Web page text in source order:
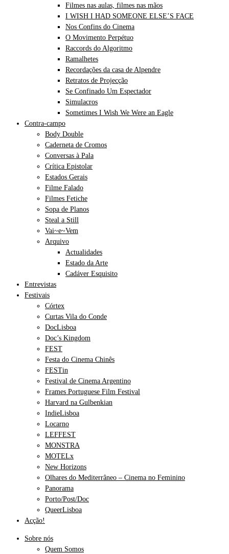
Filmes nas aulas, filmes nas mãos
I WISH I HAD SOMEONE ELSE’S FACE
Nos Confins do Cinema
O Movimento Perpétuo
Raccords do Algoritmo
Ramalhetes
Recordações da casa de Alpendre
Retratos de Projecção
Se Confinado Um Espectador
Simulacros
Sometimes I Wish We Were an Eagle
Contra-campo
Body Double
Caderneta de Cromos
Conversas à Pala
Crítica Epistolar
Estados Gerais
Filme Falado
Filmes Fetiche
Sopa de Planos
Steal a Still
Vai~e~Vem
Arquivo
Actualidades
Estado da Arte
Cadáver Esquisito
Entrevistas
Festivais
Córtex
Curtas Vila do Conde
DocLisboa
Doc’s Kingdom
FEST
Festa do Cinema Chinês
FESTin
Festival de Cinema Argentino
Frames Portuguese Film Festival
Harvard na Gulbenkian
IndieLisboa
Locarno
LEFFEST
MONSTRA
MOTELx
New Horizons
Olhares do Mediterrâneo – Cinema no Feminino
Panorama
Porto/Post/Doc
QueerLisboa
Acção!
Sobre nós
Quem Somos